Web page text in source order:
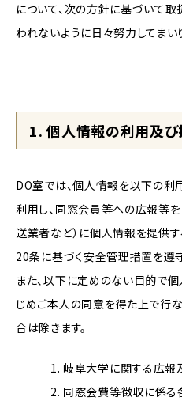
について、次の方針に基づいて
われないように日々努力してまい
1. 個人情報の利用及び
DO室では、個人情報を以下の
利用し、同窓会員等への広報等
送業者など）に個人情報を提供
20条に基づく安全管理措置を遵守
また、以下に定めのない目的で
じめご本人の同意を得た上で行
合は除きます。
岐阜大学に関する広報
同窓会費等徴収に係